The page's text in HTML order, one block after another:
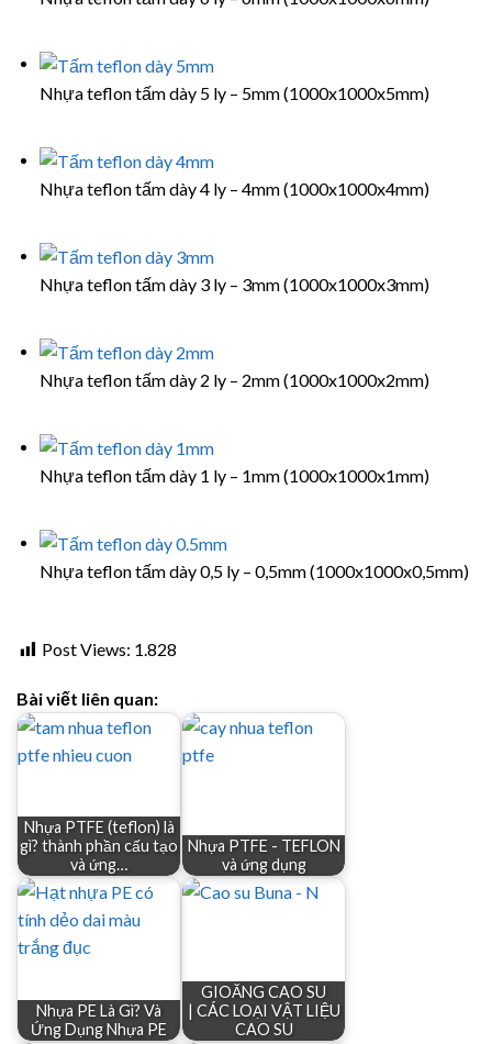
Nhựa teflon tấm dày 5 ly – 5mm (1000x1000x5mm)
Nhựa teflon tấm dày 4 ly – 4mm (1000x1000x4mm)
Nhựa teflon tấm dày 3 ly – 3mm (1000x1000x3mm)
Nhựa teflon tấm dày 2 ly – 2mm (1000x1000x2mm)
Nhựa teflon tấm dày 1 ly – 1mm (1000x1000x1mm)
Nhựa teflon tấm dày 0,5 ly – 0,5mm (1000x1000x0,5mm)
Post Views: 1.828
Bài viết liên quan:
Nhựa PTFE (teflon) là
gì? thành phần cấu tạo
và ứng…
Nhựa PTFE - TEFLON
và ứng dụng
Nhựa PE Là Gì? Và
Ứng Dụng Nhựa PE
GIOĂNG CAO SU
| CÁC LOẠI VẬT LIỆU
CAO SU